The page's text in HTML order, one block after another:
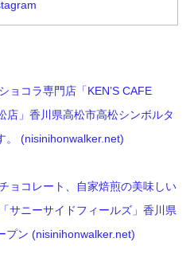
ョコラ専門店「KEN’S CAFE
店」香川県高松市高松シンボルタ
。 (nisinihonwalker.net)
ョコレート、自家焙煎の美味しい
サニーサイドフィールズ」香川県
プン (nisinihonwalker.net)